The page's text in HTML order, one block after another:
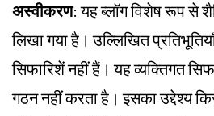
अस्वीकरण: यह ब्लॉग विशेष रूप से
लिखा गया है। उल्लिखित
सिफारिशें नहीं हैं। यह व्यक्तिगत
गठन नहीं करता है। इसका उद्देश्य